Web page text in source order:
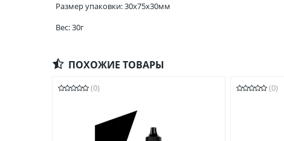
Размер упаковки: 30x75x30мм
Вес: 30г
ПОХОЖИЕ ТОВАРЫ
(0) (0)